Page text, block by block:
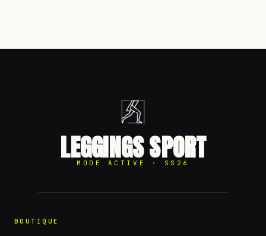
LEGGINGS SPORT
MODE ACTIVE · SS26
BOUTIQUE